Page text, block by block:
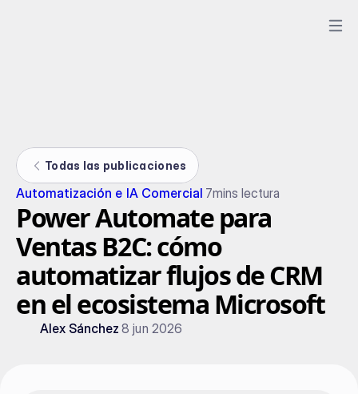
Todas las publicaciones
Automatización e IA Comercial 7mins lectura
Power Automate para
Ventas B2C: cómo
automatizar flujos de CRM
en el ecosistema Microsoft
Alex Sánchez 8 jun 2026